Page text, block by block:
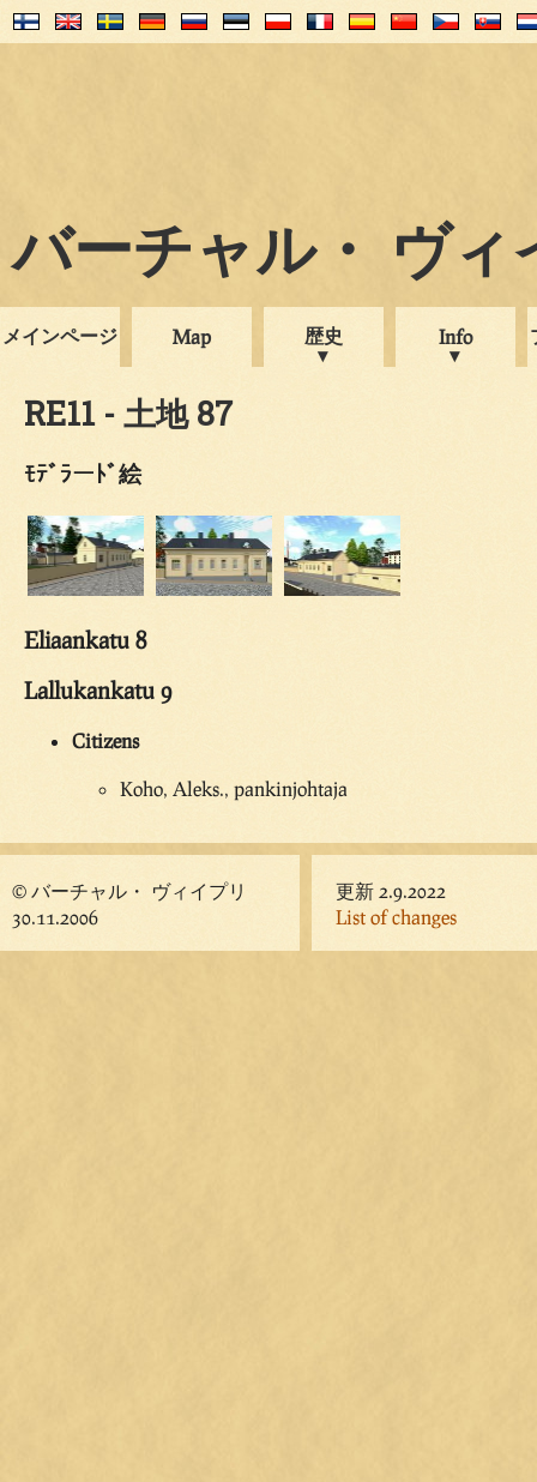
バーチャル・ ヴィ
メインページ Map 歴史 Info
RE11 - 土地 87
ﾓﾃﾞﾗーﾄﾞ絵
Eliaankatu 8
Lallukankatu 9
Citizens
Koho, Aleks., pankinjohtaja
© バーチャル・ ヴィイプリ
30.11.2006
更新 2.9.2022
List of changes